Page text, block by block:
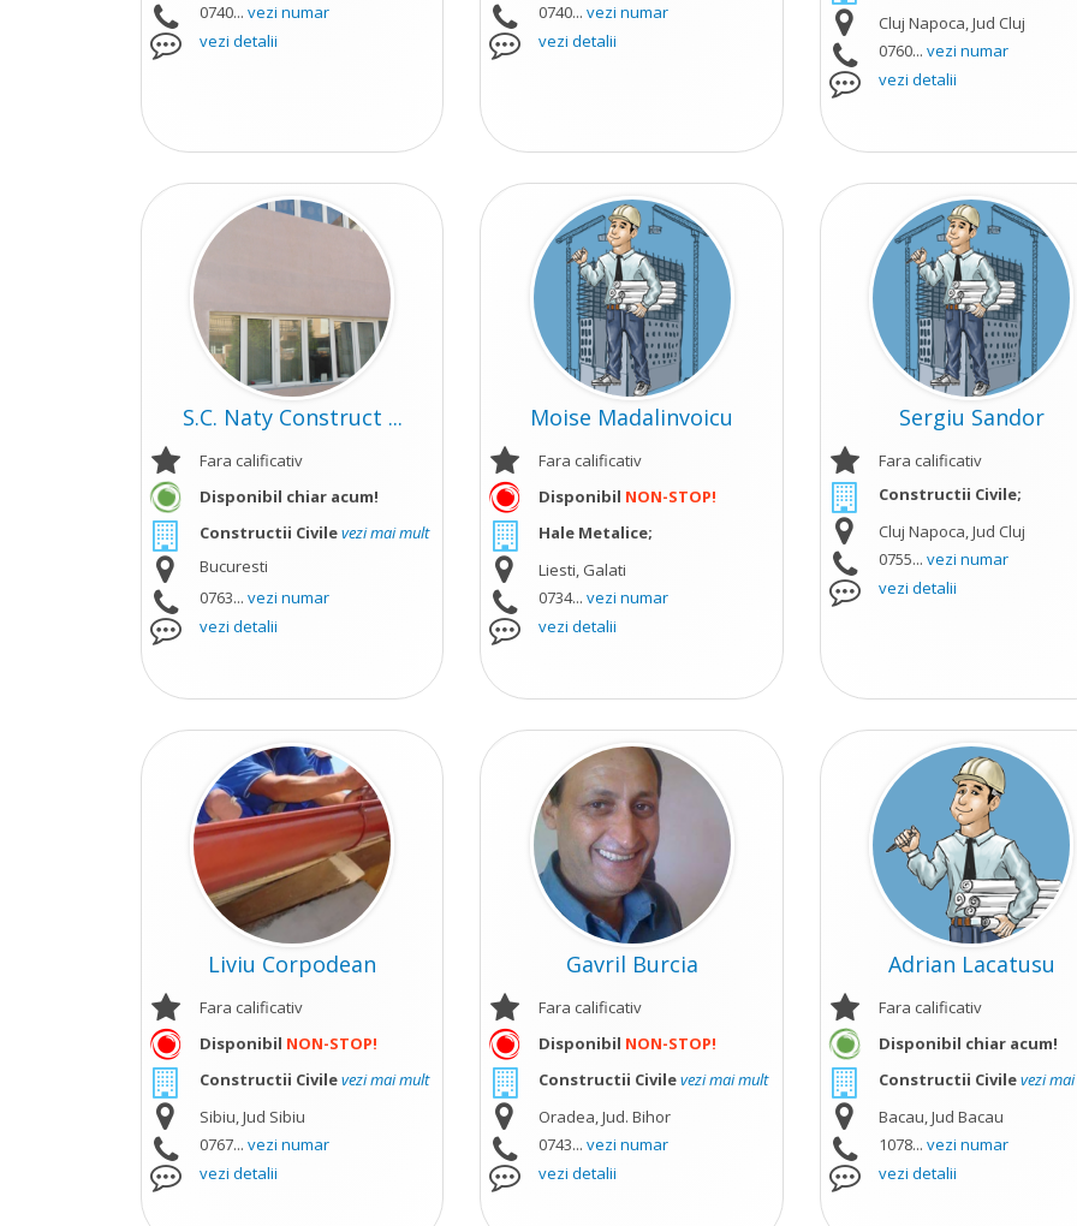
0740... vezi numar
vezi detalii
0740...vezi numar
vezi detalii
Cluj Napoca, Jud Cluj
0760... vezi numar
vezi detalii
S.C. Naty Construct ...
Fara calificativ
Disponibil chiar acum!
Constructii Civilevezi mai mult
Bucuresti
0763... vezi numar
vezi detalii
Moise Madalinvoicu
Fara calificativ
Disponibil NON-STOP!
Hale Metalice;
Liesti, Galati
0734...vezi numar
vezi detalii
Sergiu Sandor
Fara calificativ
Constructii Civile;
Cluj Napoca, Jud Cluj
0755... vezi numar
vezi detalii
Liviu Corpodean
Fara calificativ
Disponibil NON-STOP!
Constructii Civilevezi mai mult
Sibiu, Jud Sibiu
0767... vezi numar
vezi detalii
Gavril Burcia
Fara calificativ
Disponibil NON-STOP!
Constructii Civilevezi mai mult
Oradea, Jud. Bihor
0743...vezi numar
vezi detalii
Adrian Lacatusu
Fara calificativ
Disponibil chiar acum!
Constructii Civilevezi
Bacau, Jud Bacau
1078... vezi numar
vezi detalii